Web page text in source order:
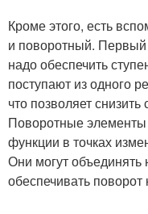
Кроме этого, есть
и поворотный. Первый
надо обеспечить
поступают из одного
что позволяет
Поворотные
функции в точках
Они могут объединять
обеспечивать